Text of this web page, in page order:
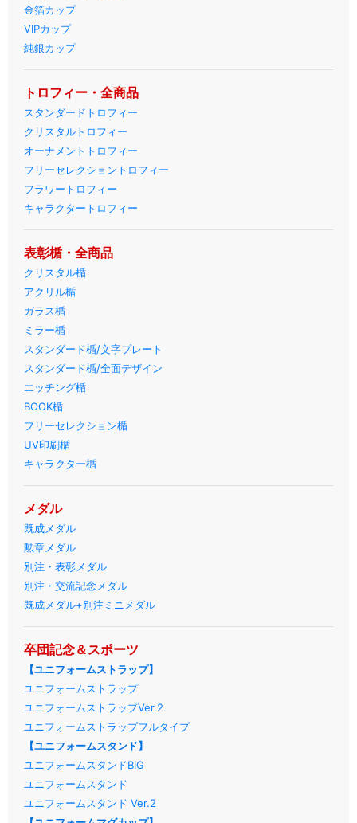
金箔カップ
VIPカップ
純銀カップ
トロフィー・全商品
スタンダードトロフィー
クリスタルトロフィー
オーナメントトロフィー
フリーセレクショントロフィー
フラワートロフィー
キャラクタートロフィー
表彰楯・全商品
クリスタル楯
アクリル楯
ガラス楯
ミラー楯
スタンダード楯/文字プレート
スタンダード楯/全面デザイン
エッチング楯
BOOK楯
フリーセレクション楯
UV印刷楯
キャラクター楯
メダル
既成メダル
勲章メダル
別注・表彰メダル
別注・交流記念メダル
既成メダル+別注ミニメダル
卒団記念＆スポーツ
【ユニフォームストラップ】
ユニフォームストラップ
ユニフォームストラップVer.2
ユニフォームストラップフルタイプ
【ユニフォームスタンド】
ユニフォームスタンドBIG
ユニフォームスタンド
ユニフォームスタンド Ver.2